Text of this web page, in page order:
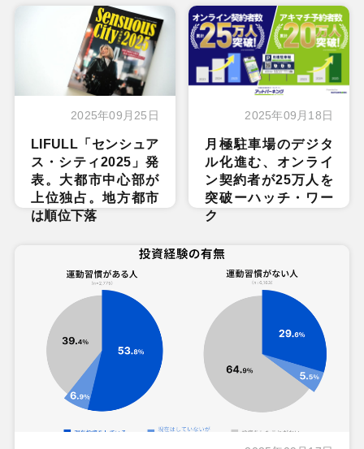
2025年09月25日
LIFULL「センシュア
ス・シティ2025」発
表。大都市中心部が
上位独占。地方都市
は順位下落
2025年09月18日
月極駐車場のデジタ
ル化進む、オンライ
ン契約者が25万人を
突破ーハッチ・ワー
ク